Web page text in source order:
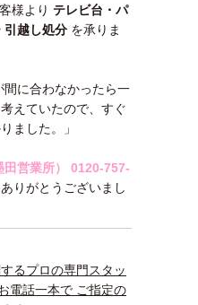
様より テレビ台・パ
引越し処分 を承りま
間に合わなかったら一
えていたので、すぐ
ました。」
営業所）
0120-757-
りがとうございまし
るプロの専門スタッ
電話一本で ご指定の